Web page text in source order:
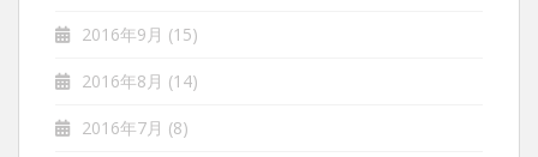
2016年9月 (15)
2016年8月 (14)
2016年7月 (8)